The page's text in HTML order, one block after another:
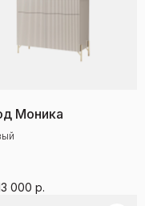
Моника
000 р.